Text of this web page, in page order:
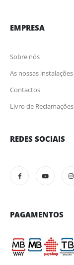
EMPRESA
Sobre nós
As nossas instalações
Contactos
Livro de Reclamações
REDES SOCIAIS
PAGAMENTOS